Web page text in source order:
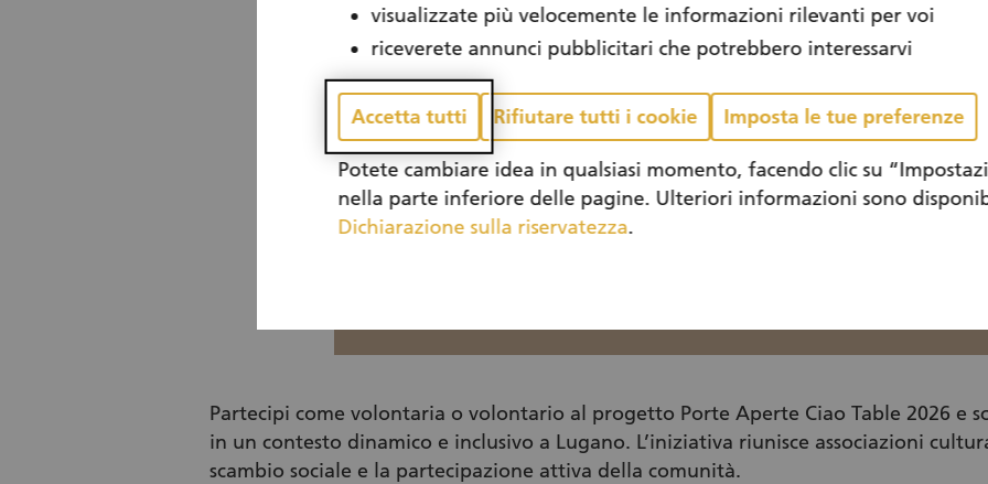
Partecipi come volontaria o volontario al progetto Porte Aperte Ciao Table 2026 e
in un contesto dinamico e inclusivo a Lugano. L’iniziativa riunisce associazioni
scambio sociale e la partecipazione attiva della comunità.
visualizzate più velocemente le informazioni rilevanti per voi
riceverete annunci pubblicitari che potrebbero interessarvi
Accetta tutti Rifiutare tutti i cookie Imposta le tue preferenze
Potete cambiare idea in qualsiasi momento, facendo clic su
nella parte inferiore delle pagine. Ulteriori informazioni sono
Dichiarazione sulla riservatezza.